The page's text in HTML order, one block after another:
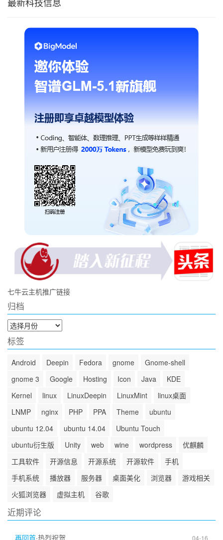
七牛云主机推广链接
归档
归
档
标签
Android Deepin Fedora gnome
Gnome-shell
gnome 3
Google Hosting Icon Java
KDE
Kernel
linux LinuxDeepin LinuxMint
linux桌面
LNMP
nginx PHP PPA Theme
ubuntu
ubuntu 12.04
ubuntu 14.04
Ubuntu Touch
ubuntu衍生版
Unity web wine wordpress
优麒麟
工具软件
开源信息 开源系统 开源软件
手机
手机系统
播放器 服务器 桌面美化 浏览器
游戏相关
火狐浏览器
虚拟主机 谷歌
近期评论
再回首·热烈祝贺 04-16